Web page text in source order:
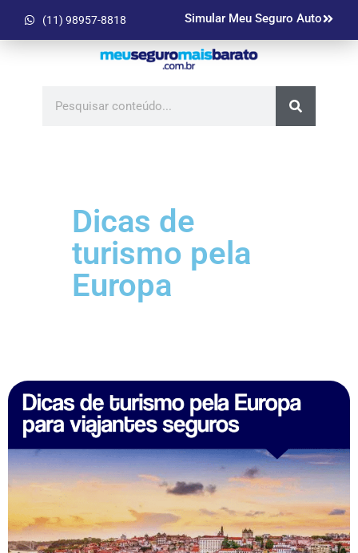
(11) 98957-8818 Simular Meu Seguro Auto
Dicas de
turismo pela
Europa